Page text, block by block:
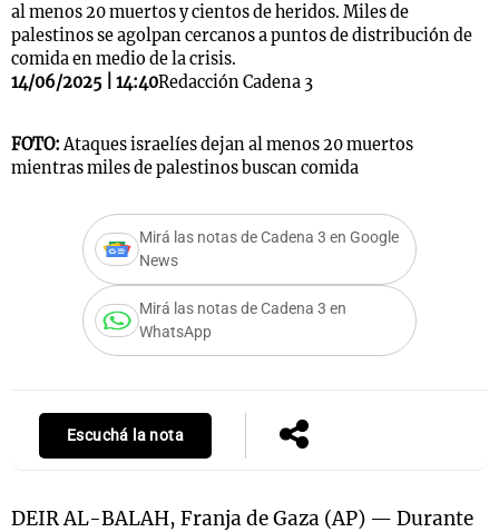
al menos 20 muertos y cientos de heridos. Miles de
palestinos se agolpan cercanos a puntos de distribución de
comida en medio de la crisis.
14/06/2025 | 14:40Redacción Cadena 3
FOTO:Ataques israelíes dejan al menos 20 muertos
mientras miles de palestinos buscan comida
Mirá las notas de Cadena 3 en Google
News
Mirá las notas de Cadena 3 en
WhatsApp
Escuchá la nota
DEIR AL-BALAH, Franja de Gaza (AP) — Durante
Mundial 2026